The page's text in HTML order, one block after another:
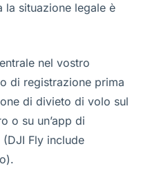
la situazione legale è
nel vostro
di registrazione prima
di divieto di volo sul
o su un’app di
Fly include